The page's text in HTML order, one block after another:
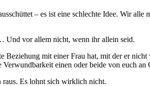
– es ist eine schlechte Idee. Wir
Und vor allem nicht, wenn ihr allein seid.
mit einer Frau hat, mit der er
einen oder beide von euch
raus. Es lohnt sich wirklich nicht.